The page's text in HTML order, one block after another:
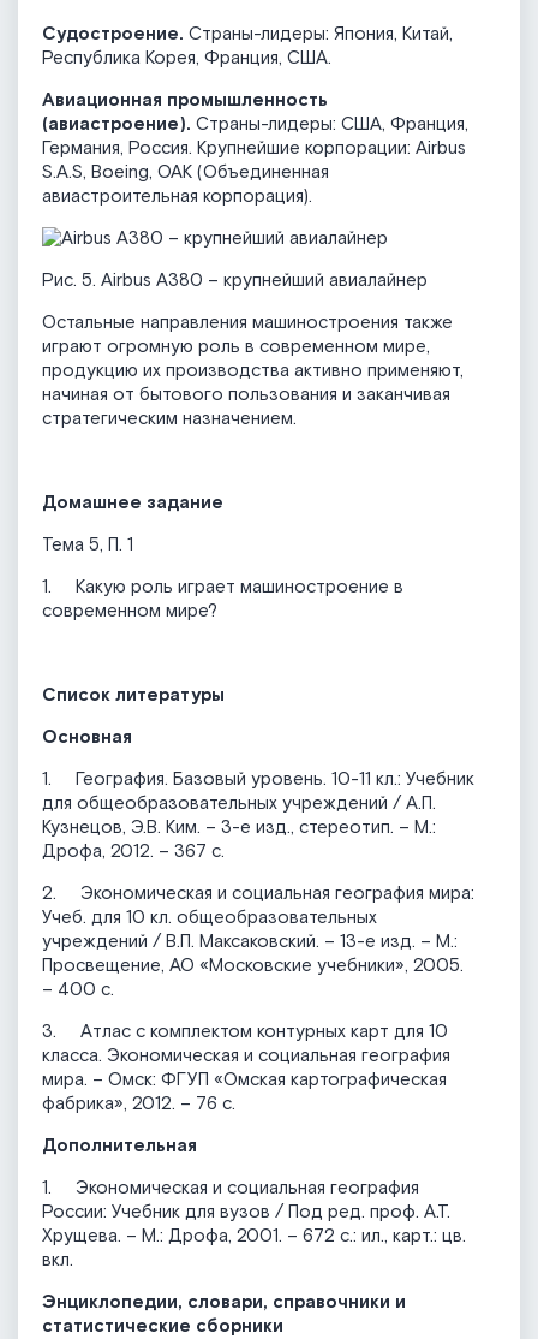
Судостроение. Страны-лидеры: Япония, Китай,
Республика Корея, Франция, США.
Авиационная промышленность
(авиастроение). Страны-лидеры: США, Франция,
Германия, Россия. Крупнейшие корпорации: Airbus
S.A.S, Boeing, ОАК (Объединенная
авиастроительная корпорация).
Рис. 5. Airbus A380 – крупнейший авиалайнер
Остальные направления машиностроения также
играют огромную роль в современном мире,
продукцию их производства активно применяют,
начиная от бытового пользования и заканчивая
стратегическим назначением.
Домашнее задание
Тема 5, П. 1
1. Какую роль играет машиностроение в
современном мире?
Список литературы
Основная
1. География. Базовый уровень. 10-11 кл.: Учебник
для общеобразовательных учреждений / А.П.
Кузнецов, Э.В. Ким. – 3-е изд., стереотип. – М.:
Дрофа, 2012. – 367 с.
2. Экономическая и социальная география мира:
Учеб. для 10 кл. общеобразовательных
учреждений / В.П. Максаковский. – 13-е изд. – М.:
Просвещение, АО «Московские учебники», 2005.
– 400 с.
3. Атлас с комплектом контурных карт для 10
класса. Экономическая и социальная география
мира. – Омск: ФГУП «Омская картографическая
фабрика», 2012. – 76 с.
Дополнительная
1. Экономическая и социальная география
России: Учебник для вузов / Под ред. проф. А.Т.
Хрущева. – М.: Дрофа, 2001. – 672 с.: ил., карт.: цв.
вкл.
Энциклопедии, словари, справочники и
статистические сборники